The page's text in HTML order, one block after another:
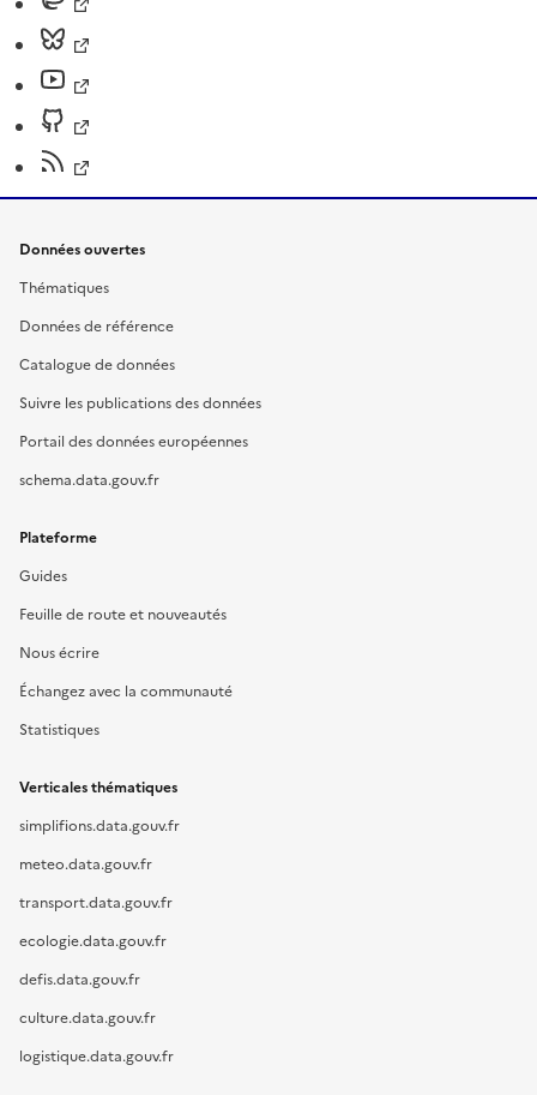
Données ouvertes
Thématiques
Données de référence
Catalogue de données
Suivre les publications des données
Portail des données européennes
schema.data.gouv.fr
Plateforme
Guides
Feuille de route et nouveautés
Nous écrire
Échangez avec la communauté
Statistiques
Verticales thématiques
simplifions.data.gouv.fr
meteo.data.gouv.fr
transport.data.gouv.fr
ecologie.data.gouv.fr
defis.data.gouv.fr
culture.data.gouv.fr
logistique.data.gouv.fr